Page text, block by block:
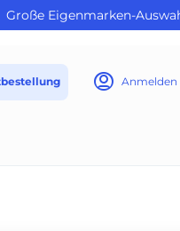
Große Eigenmarken-
Anmelden